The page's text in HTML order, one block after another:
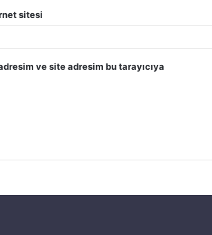
sitesi
ve site adresim bu tarayıcıya